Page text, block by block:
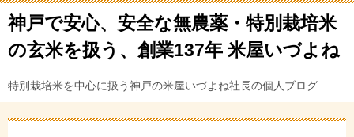
神戸で安心、安全な無農薬・特別栽培米
の玄米を扱う、創業137年 米屋いづよね
特別栽培米を中心に扱う神戸の米屋いづよね社長の個人ブログ